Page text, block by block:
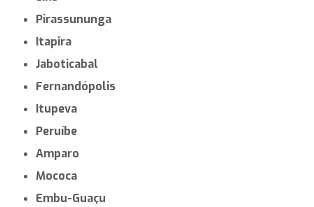
Pirassununga
Itapira
Jaboticabal
Fernandópolis
Itupeva
Peruíbe
Amparo
Mococa
Embu-Guaçu